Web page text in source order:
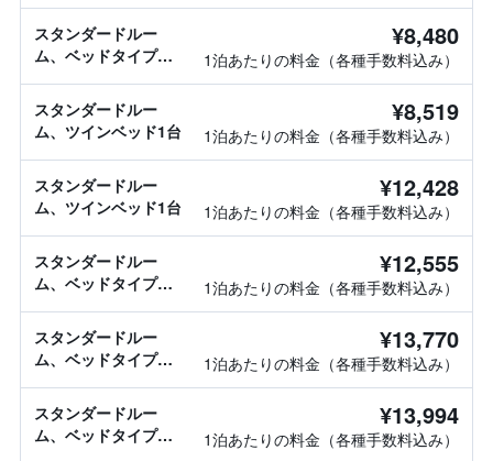
スタンダードルー
ム、ベッドタイプ情
¥8,480
1泊あたりの料金（各種手数料込み）
スタンダードルー
ム、ツインベッド1台
¥8,519
1泊あたりの料金（各種手数料込み）
スタンダードルー
ム、ツインベッド1台
¥12,428
1泊あたりの料金（各種手数料込み）
スタンダードルー
ム、ベッドタイプ情
¥12,555
1泊あたりの料金（各種手数料込み）
スタンダードルー
ム、ベッドタイプ情
¥13,770
1泊あたりの料金（各種手数料込み）
スタンダードルー
ム、ベッドタイプ情
¥13,994
1泊あたりの料金（各種手数料込み）